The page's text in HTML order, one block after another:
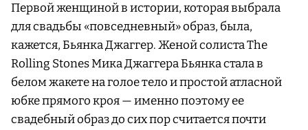
Первой женщиной в истории, которая выбрала
для свадьбы «повседневный» образ, была,
кажется, Бьянка Джаггер. Женой солиста The
Rolling Stones Мика Джаггера Бьянка стала в
белом жакете на голое тело и простой атласной
юбке прямого кроя — именно поэтому ее
свадебный образ до сих пор считается почти